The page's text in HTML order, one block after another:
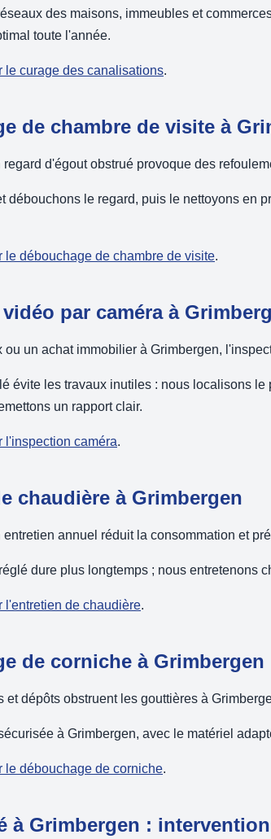
des maisons, immeubles et
toute l'année.
le curage des canalisations.
de chambre de visite à
d'égout obstrué provoque des
débouchons le regard, puis le nettoyons en
le débouchage de chambre de visite.
par caméra à
ou un achat immobilier à Grimbergen,
évite les travaux inutiles : nous localisons
un rapport clair.
l'inspection caméra.
chaudière à Grimbergen
entretien annuel réduit la consommation et
dure plus longtemps ; nous entretenons
l'entretien de chaudière.
de corniche à Grimbergen
et dépôts obstruent les gouttières à
à Grimbergen, avec le matériel
le débouchage de corniche.
à Grimbergen :